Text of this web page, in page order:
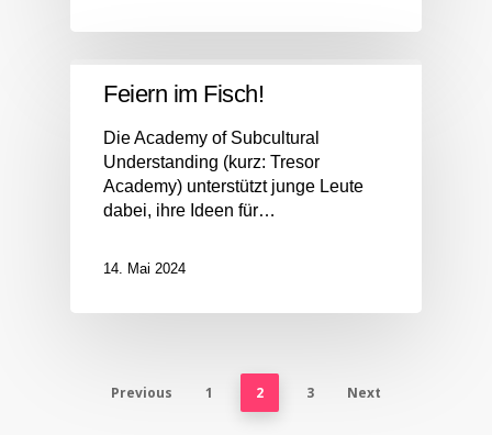
Feiern im Fisch!
Die Academy of Subcultural
Understanding (kurz: Tresor
Academy) unterstützt junge Leute
dabei, ihre Ideen für…
14. Mai 2024
Previous 1 2 3 Next